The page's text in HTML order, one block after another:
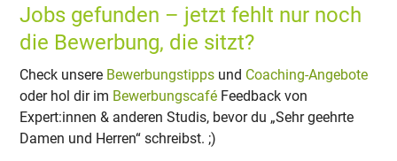
Jobs gefunden – jetzt fehlt nur noch
die Bewerbung, die sitzt?
Check unsere Bewerbungstipps und Coaching-Angebote
oder hol dir im Bewerbungscafé Feedback von
Expert:innen & anderen Studis, bevor du „Sehr geehrte
Damen und Herren“ schreibst. ;)